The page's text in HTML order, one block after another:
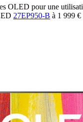
OLED pour une
27EP950-B à 1 999 €